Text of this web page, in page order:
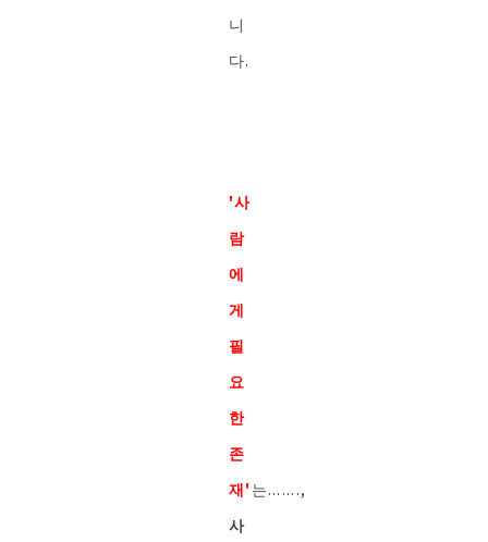
니
다.
'사
람
에
게
필
요
한
존
재'는.......,
사